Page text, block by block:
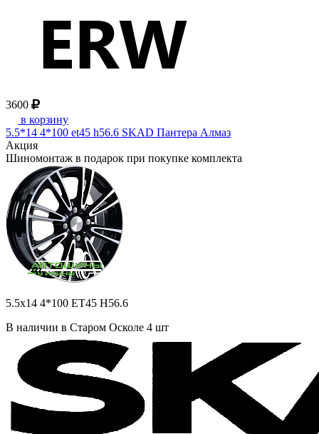
3600
в корзину
5.5*14 4*100 et45 h56.6 SKAD Пантера Алмаз
Акция
Шиномонтаж в подарок при покупке комплекта
5.5x14 4*100 ET45 H56.6
В наличии в Старом Осколе 4 шт